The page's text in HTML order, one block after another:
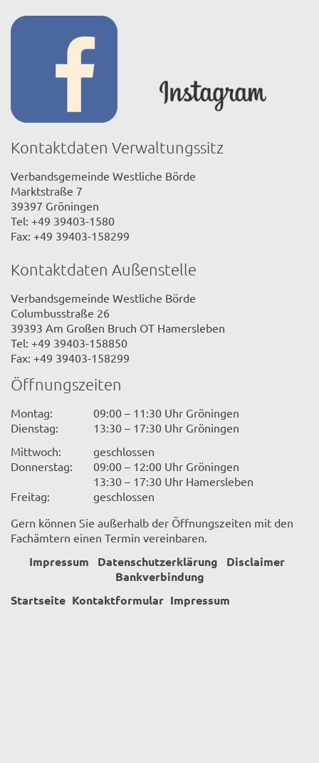
Kontaktdaten Verwaltungssitz
Verbandsgemeinde Westliche Börde
Marktstraße 7
39397 Gröningen
Tel: +49 39403-1580
Fax: +49 39403-158299
Kontaktdaten Außenstelle
Verbandsgemeinde Westliche Börde
Columbusstraße 26
39393 Am Großen Bruch OT Hamersleben
Tel: +49 39403-158850
Fax: +49 39403-158299
Öffnungszeiten
Montag:
09:00 – 11:30 Uhr Gröningen
Dienstag:
13:30 – 17:30 Uhr Gröningen
Mittwoch:
geschlossen
Donnerstag:
09:00 – 12:00 Uhr Gröningen
13:30 – 17:30 Uhr Hamersleben
Freitag:
geschlossen
Gern können Sie außerhalb der Öffnungszeiten mit den
Fachämtern einen Termin vereinbaren.
Impressum Datenschutzerklärung
Disclaimer
Bankverbindung
Startseite Kontaktformular Impressum